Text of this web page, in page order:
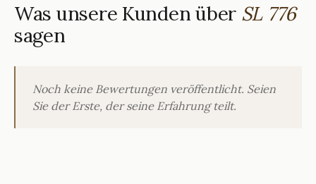
Was unsere Kunden über SL 776
sagen
Noch keine Bewertungen veröffentlicht. Seien
Sie der Erste, der seine Erfahrung teilt.